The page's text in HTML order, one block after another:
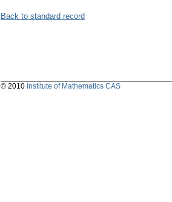
Back to standard record
© 2010 Institute of Mathematics CAS